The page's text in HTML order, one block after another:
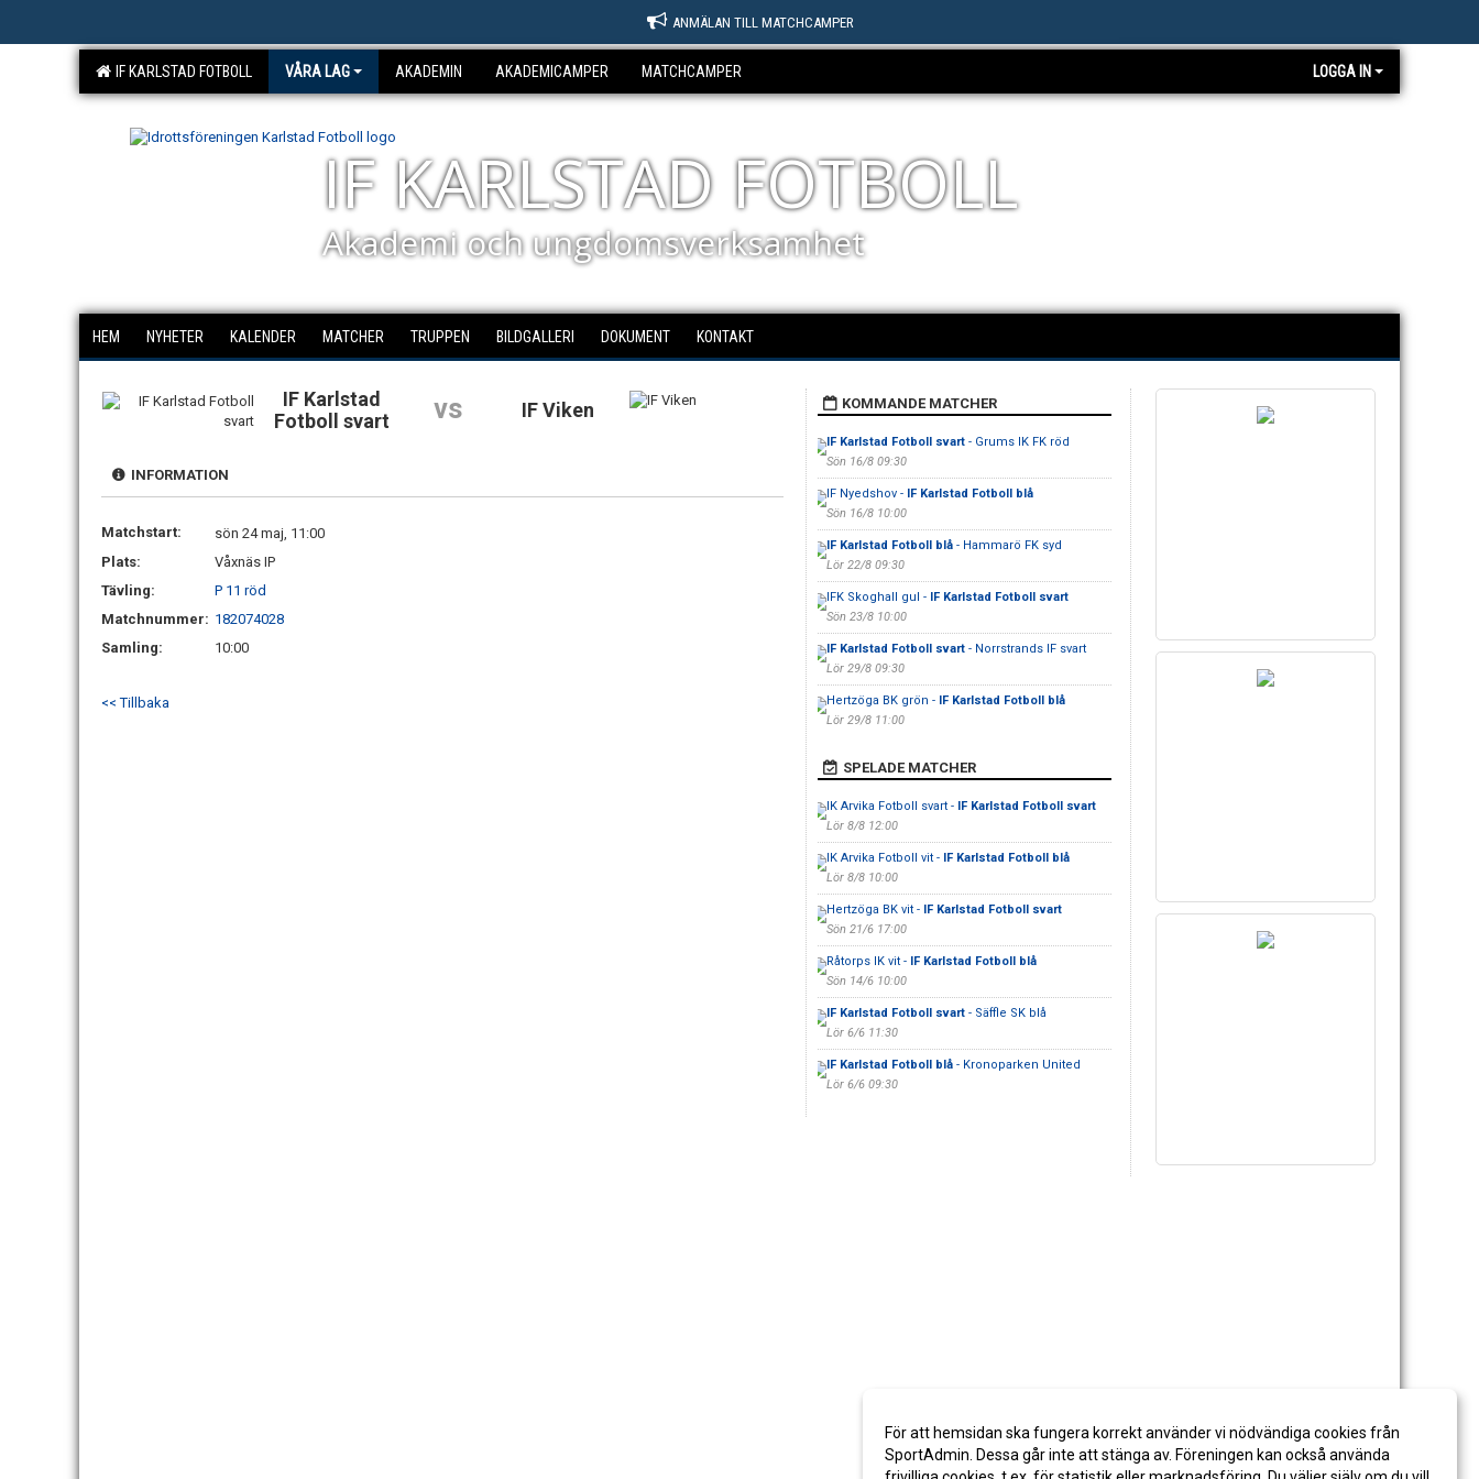
ANMÄLAN TILL MATCHCAMPER
IF KARLSTAD FOTBOLL VÅRA LAG AKADEMIN AKADEMICAMPER MATCHCAMPER LOGGA IN
IF KARLSTAD FOTBOLL
Akademi och ungdomsverksamhet
HEM NYHETER KALENDER MATCHER TRUPPEN BILDGALLERI DOKUMENT KONTAKT
IF Karlstad
Fotboll svart
vs IF Viken
INFORMATION
Matchstart:
sön 24 maj, 11:00
Plats:
Våxnäs IP
Tävling:
P 11 röd
Matchnummer: 182074028
Samling:
10:00
<< Tillbaka
KOMMANDE MATCHER
IF Karlstad Fotboll svart- Grums IK FK röd
Sön 16/8 09:30
IF Nyedshov - IF Karlstad Fotboll blå
Sön 16/8 10:00
IF Karlstad Fotboll blå- Hammarö FK syd
Lör 22/8 09:30
IFK Skoghall gul - IF Karlstad Fotboll svart
Sön 23/8 10:00
IF Karlstad Fotboll svart- Norrstrands IF svart
Lör 29/8 09:30
Hertzöga BK grön - IF Karlstad Fotboll blå
Lör 29/8 11:00
SPELADE MATCHER
IK Arvika Fotboll svart - IF Karlstad Fotboll svart
Lör 8/8 12:00
IK Arvika Fotboll vit - IF Karlstad Fotboll blå
Lör 8/8 10:00
Hertzöga BK vit - IF Karlstad Fotboll svart
Sön 21/6 17:00
Råtorps IK vit - IF Karlstad Fotboll blå
Sön 14/6 10:00
IF Karlstad Fotboll svart- Säffle SK blå
Lör 6/6 11:30
IF Karlstad Fotboll blå- Kronoparken United
Lör 6/6 09:30
För att hemsidan ska fungera korrekt använder vi nödvändiga cookies från
SportAdmin. Dessa går inte att stänga av. Föreningen kan också använda